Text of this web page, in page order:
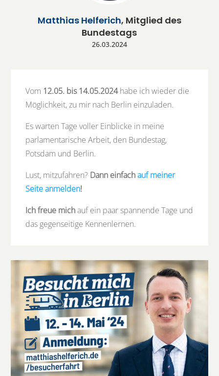
Matthias Helferich, Mitglied des
Bundestags
26.03.2024
Vom 12.05. bis 14.05.2024habe ich wieder die
Möglichkeit, zu mir nach Berlin einzuladen.
Es warten Tage voller Einblicke in meine
parlamentarische Arbeit, den Bundestag,
Potsdam und Berlin.
Lust, mitzufahren? Dann einfachauf meiner
Seite anmelden!
Ich freue michauf ein paar spannende Tage und
das gegenseitige Kennenlernen.